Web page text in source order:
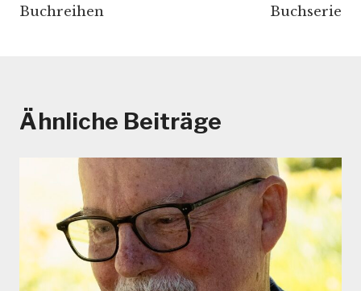
Buchreihen
Buchserie
Ähnliche Beiträge